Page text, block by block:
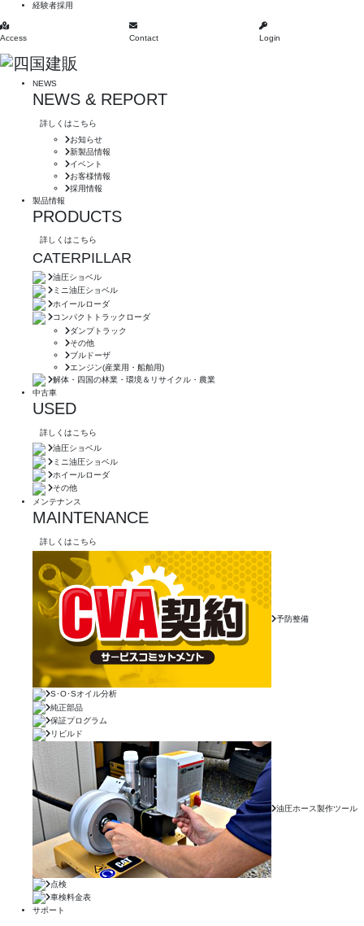
経験者採用
Access Contact Login
NEWS
NEWS & REPORT
詳しくはこちら
お知らせ
新製品情報
イベント
お客様情報
採用情報
製品情報
PRODUCTS
詳しくはこちら
CATERPILLAR
油圧ショベル
ミニ油圧ショベル
ホイールローダ
コンパクトトラックローダ
ダンプトラック
その他
ブルドーザ
エンジン(産業用・船舶用)
解体・四国の林業・環境＆リサイクル・農業
中古車
USED
詳しくはこちら
油圧ショベル
ミニ油圧ショベル
ホイールローダ
その他
メンテナンス
MAINTENANCE
詳しくはこちら
予防整備
S･O･Sオイル分析
純正部品
保証プログラム
リビルド
油圧ホース製作ツール
点検
車検料金表
サポート